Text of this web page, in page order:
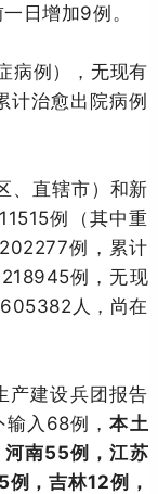
日增加9例。
病例），无现有
计治愈出院病例
、直辖市）和新
例（其中重
例，累计
例，无现
人，尚在
产建设兵团报告
输入68例，本土
南55例，江苏
，吉林12例，